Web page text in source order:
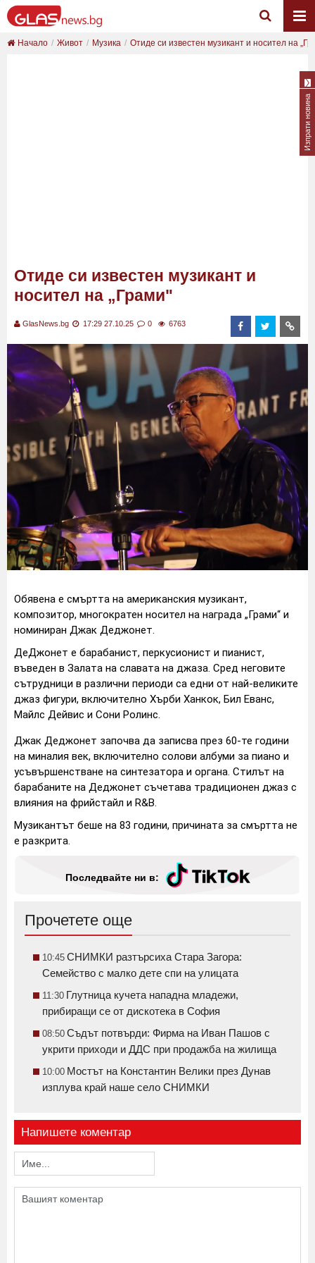
Начало Живот Музика Отиде си известен музикант и носител на
Отиде си известен музикант и
носител на „Грами"
GlasNews.bg 17:29 27.10.25 0 6763
Обявена е смъртта на американския музикант,
композитор, многократен носител на награда „Грами“ и
номиниран Джак Деджонет.
ДеДжонет е барабанист, перкусионист и пианист,
въведен в Залата на славата на джаза. Сред неговите
сътрудници в различни периоди са едни от най-великите
джаз фигури, включително Хърби Ханкок, Бил Еванс,
Майлс Дейвис и Сони Ролинс.
Джак Деджонет започва да записва през 60-те години
на миналия век, включително солови албуми за пиано и
усъвършенстване на синтезатора и органа. Стилът на
барабаните на Деджонет съчетава традиционен джаз с
влияния на фрийстайл и R&B.
Музикантът беше на 83 години, причината за смъртта не
е разкрита.
Последвайте ни в:
Прочетете още
10:45 СНИМКИ разтърсиха Стара Загора:
Семейство с малко дете спи на улицата
11:30 Глутница кучета нападна младежи,
прибиращи се от дискотека в София
08:50 Съдът потвърди: Фирма на Иван Пашов с
укрити приходи и ДДС при продажба на жилища
10:00 Мостът на Константин Велики през Дунав
изплува край наше село СНИМКИ
Напишете коментар
Изпрати новина